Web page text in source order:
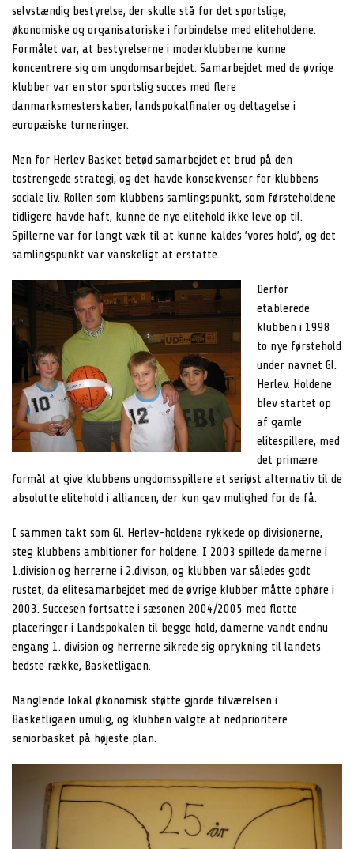
selvstændig bestyrelse, der skulle stå for det sportslige,
økonomiske og organisatoriske i forbindelse med eliteholdene.
Formålet var, at bestyrelserne i moderklubberne kunne
koncentrere sig om ungdomsarbejdet. Samarbejdet med de øvrige
klubber var en stor sportslig succes med flere
danmarksmesterskaber, landspokalfinaler og deltagelse i
europæiske turneringer.
Men for Herlev Basket betød samarbejdet et brud på den
tostrengede strategi, og det havde konsekvenser for klubbens
sociale liv. Rollen som klubbens samlingspunkt, som førsteholdene
tidligere havde haft, kunne de nye elitehold ikke leve op til.
Spillerne var for langt væk til at kunne kaldes ’vores hold’, og det
samlingspunkt var vanskeligt at erstatte.
Derfor
etablerede
klubben i 1998
to nye førstehold
under navnet Gl.
Herlev. Holdene
blev startet op
af gamle
elitespillere, med
det primære
formål at give klubbens ungdomsspillere et seriøst alternativ til de
absolutte elitehold i alliancen, der kun gav mulighed for de få.
I sammen takt som Gl. Herlev-holdene rykkede op divisionerne,
steg klubbens ambitioner for holdene. I 2003 spillede damerne i
1.division og herrerne i 2.divison, og klubben var således godt
rustet, da elitesamarbejdet med de øvrige klubber måtte ophøre i
2003. Succesen fortsatte i sæsonen 2004/2005 med flotte
placeringer i Landspokalen til begge hold, damerne vandt endnu
engang 1. division og herrerne sikrede sig oprykning til landets
bedste række, Basketligaen.
Manglende lokal økonomisk støtte gjorde tilværelsen i
Basketligaen umulig, og klubben valgte at nedprioritere
seniorbasket på højeste plan.